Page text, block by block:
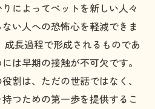
によってペットを新しい人々
い人への恐怖心を軽減できま
長過程で形成されるものであ
は早期の接触が不可欠です。
割は、ただの世話ではなく、
つための第一歩を提供するこ